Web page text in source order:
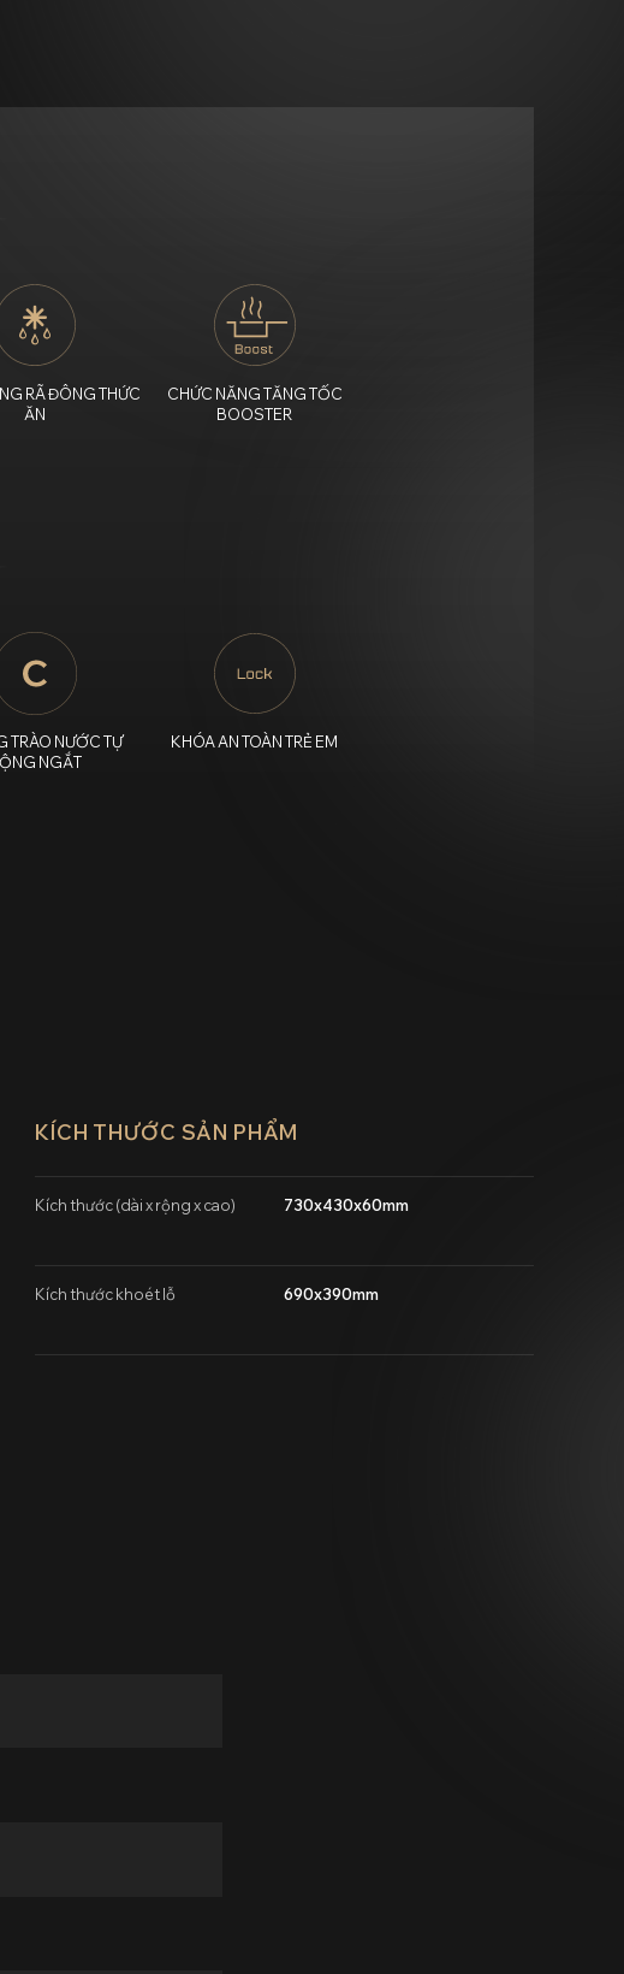
RÃ ĐÔNG THỨC
ĂN
CHỨC NĂNG TĂNG TỐC
BOOSTER
TRÀO NƯỚC TỰ
NGẮT
KHÓA AN TOÀN TRẺ EM
KÍCH THƯỚC SẢN PHẨM
Kích thước (dài x rộng x cao) 730x430x60mm
Kích thước khoét lỗ 690x390mm